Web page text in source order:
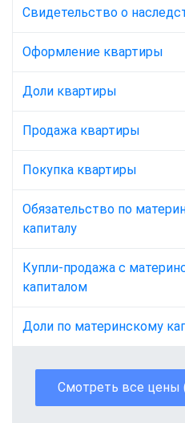
Свидетельство о
Оформление квартиры
Доли квартиры
Продажа квартиры
Покупка квартиры
Обязательство по
капиталу
Купли-продажа с
капиталом
Доли по материнскому
Смотреть все цены